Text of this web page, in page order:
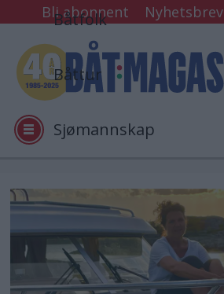
Bli abonnent Nyhetsbrev
Båtfolk
Båttur
Sjømannskap
Tester
Arkiv